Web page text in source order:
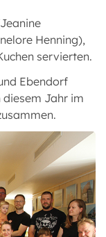
Henning),
servierten.
Ebendorf
diesem Jahr im